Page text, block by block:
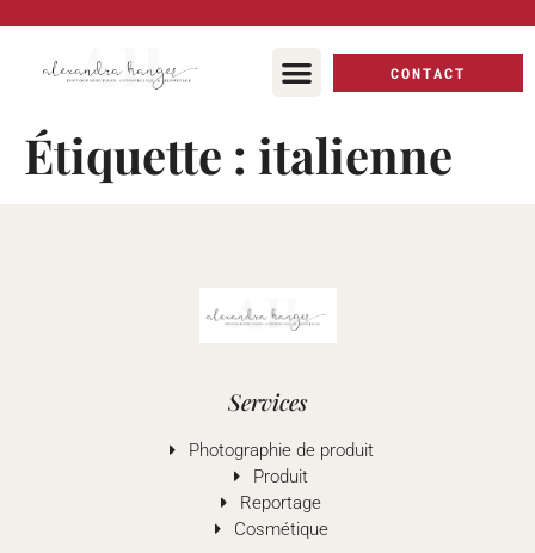
principal
CONTACT
Étiquette : italienne
Services
Photographie de produit
Produit
Reportage
Cosmétique